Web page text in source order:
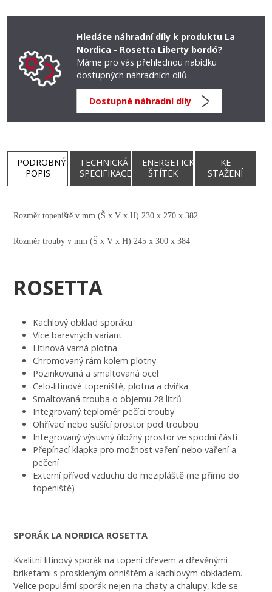
Hledáte náhradní díly k produktu La
Nordica - Rosetta Liberty bordó?
Máme pro vás přehlednou nabídku
dostupných náhradních dílů.
Dostupné náhradní díly
PODROBNÝ
POPIS
TECHNICKÁ
SPECIFIKACE
ENERGETICKÝ
ŠTÍTEK
KE
STAŽENÍ
Rozměr topeniště v mm (Š x V x H) 230 x 270 x 382
Rozměr trouby v mm (Š x V x H) 245 x 300 x 384
ROSETTA
Kachlový obklad sporáku
Více barevných variant
Litinová varná plotna
Chromovaný rám kolem plotny
Pozinkovaná a smaltovaná ocel
Celo-litinové topeniště, plotna a dvířka
Smaltovaná trouba o objemu 28 litrů
Integrovaný teploměr pečící trouby
Ohřívací nebo sušící prostor pod troubou
Integrovaný výsuvný úložný prostor ve spodní části
Přepínací klapka pro možnost vaření nebo vaření a
pečení
Externí přívod vzduchu do mezipláště (ne přímo do
topeniště)
SPORÁK LA NORDICA ROSETTA
Kvalitní litinový sporák na topení dřevem a dřevěnými
briketami s proskleným ohništěm a kachlovým obkladem.
Velice populární sporák nejen na chaty a chalupy, kde se